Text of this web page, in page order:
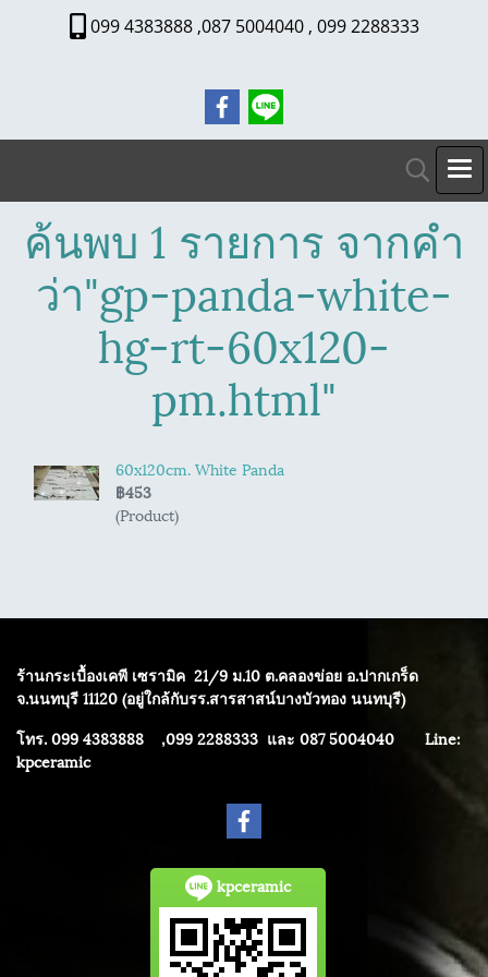
099 4383888 ,087 5004040 , 099 2288333
ค้นพบ 1 รายการ จากคำ
ว่า"gp-panda-white-
hg-rt-60x120-
pm.html"
60x120cm. White Panda
฿453
(Product)
ร้านกระเบื้องเคพี เซรามิค 21/9 ม.10 ต.คลองข่อย อ.ปากเกร็ด
จ.นนทบุรี 11120 (อยู่ใกล้กับรร.สารสาสน์บางบัวทอง นนทบุรี)
โทร. 099 4383888 ,099 2288333 และ 087 5004040 Line:
kpceramic
kpceramic